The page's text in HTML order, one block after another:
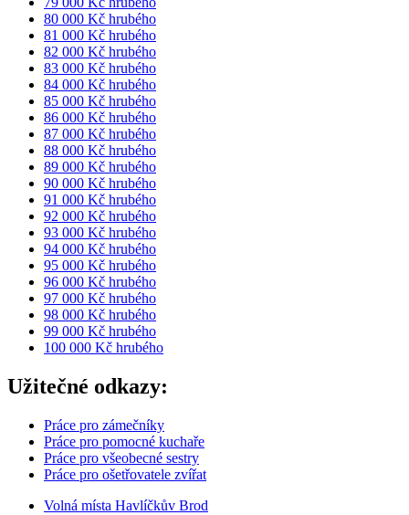
80 000 Kč hrubého
81 000 Kč hrubého
82 000 Kč hrubého
83 000 Kč hrubého
84 000 Kč hrubého
85 000 Kč hrubého
86 000 Kč hrubého
87 000 Kč hrubého
88 000 Kč hrubého
89 000 Kč hrubého
90 000 Kč hrubého
91 000 Kč hrubého
92 000 Kč hrubého
93 000 Kč hrubého
94 000 Kč hrubého
95 000 Kč hrubého
96 000 Kč hrubého
97 000 Kč hrubého
98 000 Kč hrubého
99 000 Kč hrubého
100 000 Kč hrubého
Užitečné odkazy:
Práce pro zámečníky
Práce pro pomocné kuchaře
Práce pro všeobecné sestry
Práce pro ošetřovatele zvířat
Volná místa Havlíčkův Brod